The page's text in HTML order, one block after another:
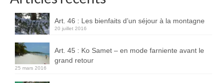
Commentaires récents
Archives des articles
Nuage d’étiquettes
Art. 46 : Les bienfaits d’un séjour à la montagne
20 juillet 2016
Art. 45 : Ko Samet – en mode farniente avant le
grand retour
25 mars 2016